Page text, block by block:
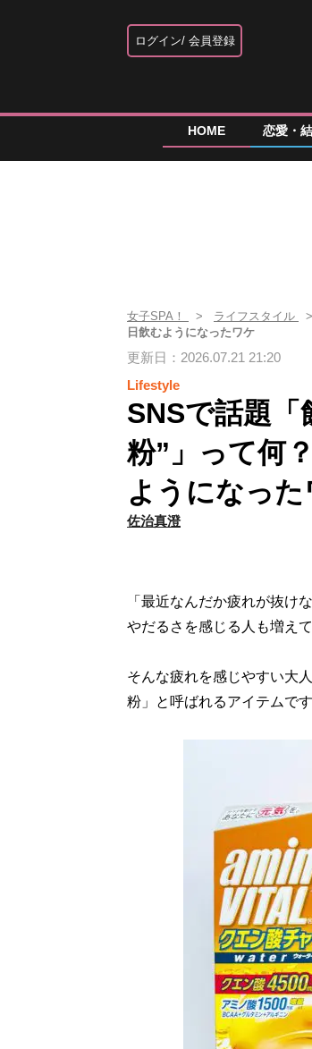
ログイン 会員登録
HOME 恋愛・
女子SPA！ ライフスタイル
日飲むようになったワケ
更新日：2026.07.21 21:20
Lifestyle
SNSで話題「
粉”」って何
ようになった
佐治真澄
「最近なんだか疲れが抜
やだるさを感じる人も増えて
そんな疲れを感じやすい大
粉」と呼ばれるアイテムです